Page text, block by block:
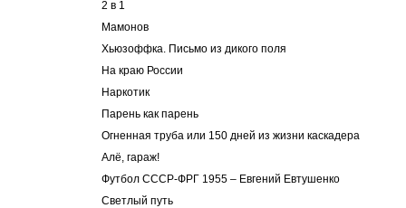
2 в 1
Мамонов
Хьюзоффка. Письмо из дикого поля
На краю России
Наркотик
Парень как парень
Огненная труба или 150 дней из жизни каскадера
Алё, гараж!
Футбол СССР-ФРГ 1955 – Евгений Евтушенко
Светлый путь